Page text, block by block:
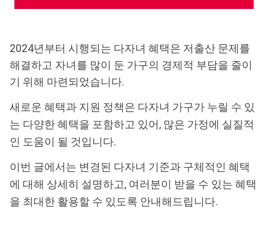
2024년부터 시행되는 다자녀 혜택은 저출산 문제를
해결하고 자녀를 많이 둔 가구의 경제적 부담을 줄이
기 위해 마련되었습니다.
새로운 혜택과 지원 정책은 다자녀 가구가 누릴 수 있
는 다양한 혜택을 포함하고 있어, 많은 가정에 실질적
인 도움이 될 것입니다.
이번 글에서는 변경된 다자녀 기준과 구체적인 혜택
에 대해 상세히 설명하고, 여러분이 받을 수 있는 혜택
을 최대한 활용할 수 있도록 안내해드립니다.